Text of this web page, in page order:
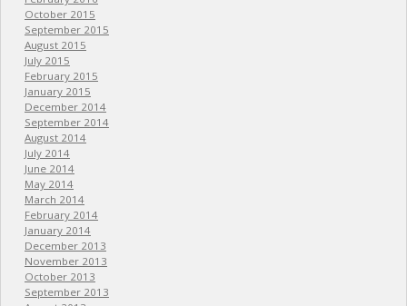
October 2015
September 2015
August 2015
July 2015
February 2015
January 2015
December 2014
September 2014
August 2014
July 2014
June 2014
May 2014
March 2014
February 2014
January 2014
December 2013
November 2013
October 2013
September 2013